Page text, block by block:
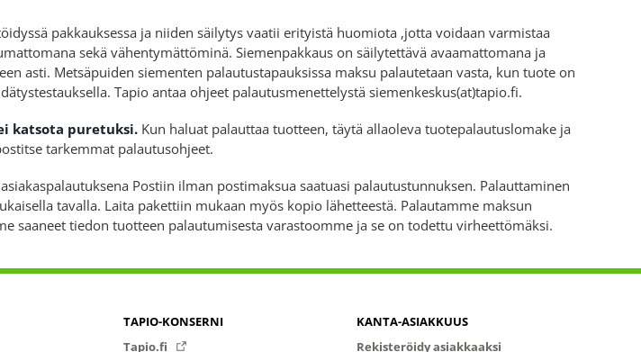
pakkauksessa ja niiden säilytys vaatii erityistä huomiota ,jotta voidaan varmistaa
sekä vähentymättöminä. Siemenpakkaus on säilytettävä avaamattomana ja
asti. Metsäpuiden siementen palautustapauksissa maksu palautetaan vasta, kun tuote on
Tapio antaa ohjeet palautusmenettelystä siemenkeskus(at)tapio.fi.
katsota puretuksi. Kun haluat palauttaa tuotteen, täytä allaoleva tuotepalautuslomake ja
tarkemmat palautusohjeet.
Postiin ilman postimaksua saatuasi palautustunnuksen. Palauttaminen
tavalla. Laita pakettiin mukaan myös kopio lähetteestä. Palautamme maksun
saaneet tiedon tuotteen palautumisesta varastoomme ja se on todettu virheettömäksi.
TAPIO-KONSERNI
Tapio.fi
KANTA-ASIAKKUUS
Rekisteröidy asiakkaaksi